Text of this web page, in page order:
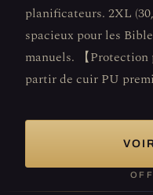
planificateurs. 2XL
spacieux pour les
manuels. 【Protection
partir de cuir PU